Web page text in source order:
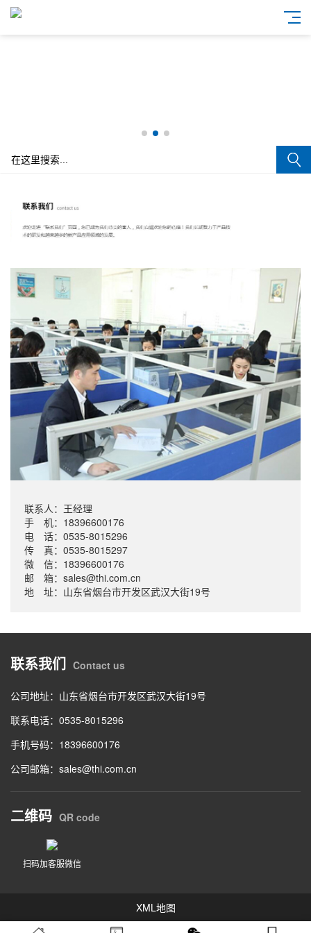
联系人：王经理
手 机：18396600176
电 话：0535-8015296
传 真：0535-8015297
微 信：18396600176
邮 箱：sales@thi.com.cn
地 址：山东省烟台市开发区武汉大街19号
联系我们 Contact us
公司地址：山东省烟台市开发区武汉大街19号
联系电话：0535-8015296
手机号码：18396600176
公司邮箱：sales@thi.com.cn
二维码 QR code
扫码加客服微信
XML地图